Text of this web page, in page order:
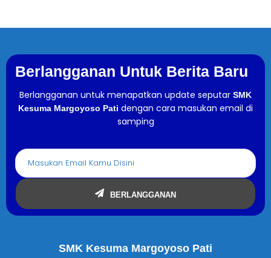
Berlangganan Untuk Berita Baru
Berlangganan untuk menapatkan update seputar SMK
Kesuma Margoyoso Pati dengan cara masukan email di
samping
BERLANGGANAN
SMK Kesuma Margoyoso Pati